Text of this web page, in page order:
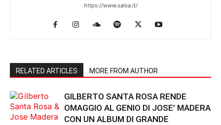
https://www.salsa.it/
RELATED ARTICLES MORE FROM AUTHOR
GILBERTO SANTA ROSA RENDE
OMAGGIO AL GENIO DI JOSE’ MADERA
CON UN ALBUM DI GRANDE